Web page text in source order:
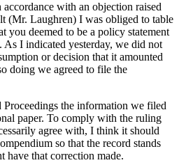
with an objection raised
(Mr. Laughren) I was obliged to table
you deemed to be a policy statement
I indicated yesterday, we did not
or decision that it amounted
doing we agreed to file the
Proceedings the information we filed
paper. To comply with the ruling
agree with, I think it should
so that the record stands
have that correction made.